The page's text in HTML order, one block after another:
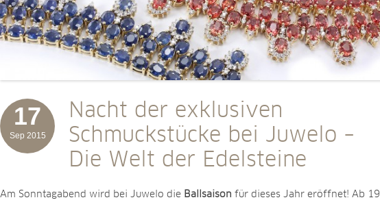
17
Sep 2015
Nacht der exklusiven
Schmuckstücke bei Juwelo –
Die Welt der Edelsteine
Am Sonntagabend wird bei Juwelo die Ballsaison für dieses Jahr eröffnet! Ab 19